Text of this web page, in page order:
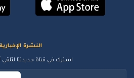
النشرة الإخبارية
اشترك في قناة جديدتنا لتلقي